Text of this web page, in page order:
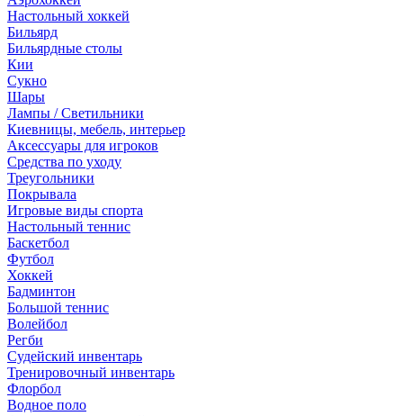
Настольный хоккей
Бильярд
Бильярдные столы
Кии
Сукно
Шары
Лампы / Светильники
Киевницы, мебель, интерьер
Аксессуары для игроков
Средства по уходу
Треугольники
Покрывала
Игровые виды спорта
Настольный теннис
Баскетбол
Футбол
Хоккей
Бадминтон
Большой теннис
Волейбол
Регби
Судейский инвентарь
Тренировочный инвентарь
Флорбол
Водное поло